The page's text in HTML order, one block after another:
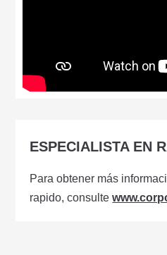
ESPECIALISTA EN
Para obtener más
rapido, consulte